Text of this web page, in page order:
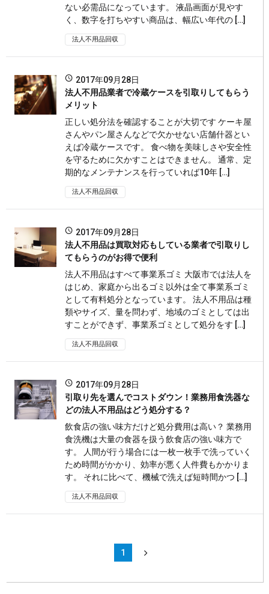
ない必需品になっています。 液晶画面が見やす
く、数字を打ちやすい商品は、幅広い年代の […]
法人不用品回収
2017年09月28日
法人不用品業者で冷蔵ケースを引取りしてもらう
メリット
正しい処分法を確認することが大切です ケーキ屋
さんやパン屋さんなどで欠かせない店舗什器とい
えば冷蔵ケースです。 食べ物を美味しさや安全性
を守るために欠かすことはできません。 通常、定
期的なメンテナンスを行っていれば10年 […]
法人不用品回収
2017年09月28日
法人不用品は買取対応もしている業者で引取りし
てもらうのがお得で便利
法人不用品はすべて事業系ゴミ 大阪市では法人を
はじめ、家庭から出るゴミ以外は全て事業系ゴミ
として有料処分となっています。 法人不用品は種
類やサイズ、量を問わず、地域のゴミとしては出
すことができず、事業系ゴミとして処分をす […]
法人不用品回収
2017年09月28日
引取り先を選んでコストダウン！業務用食洗器な
どの法人不用品はどう処分する？
飲食店の強い味方だけど処分費用は高い？ 業務用
食洗機は大量の食器を扱う飲食店の強い味方で
す。 人間が行う場合には一枚一枚手で洗っていく
ため時間がかかり、効率が悪く人件費もかかりま
す。 それに比べて、機械で洗えば短時間かつ […]
法人不用品回収
1 2
3
4
5
6
7